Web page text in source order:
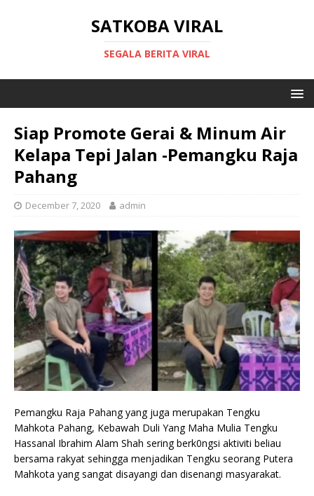
SATKOBA VIRAL
SEGALA BERITA VIRAL
Siap Promote Gerai & Minum Air
Kelapa Tepi Jalan -Pemangku Raja
Pahang
December 7, 2020 admin
Pemangku Raja Pahang yang juga merupakan Tengku
Mahkota Pahang, Kebawah Duli Yang Maha Mulia Tengku
Hassanal Ibrahim Alam Shah sering berk0ngsi aktiviti beliau
bersama rakyat sehingga menjadikan Tengku seorang Putera
Mahkota yang sangat disayangi dan disenangi masyarakat.